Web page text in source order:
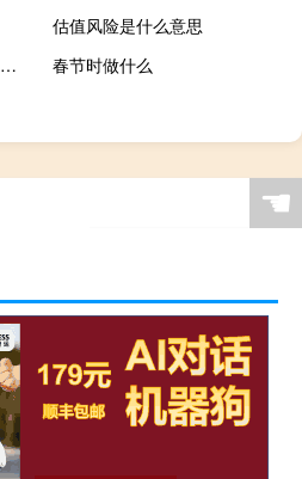
估值风险是什么意思
创刻的动脉梦境怎么进（创刻的动脉）
春节时做什么
☚